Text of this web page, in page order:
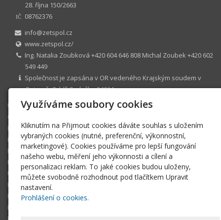
28. října 150/2663
IČ
08762376
info@zetspol.cz
www.zetspol.cz/
Ing. Natalia Zoubková +420 604 646 808 Michal Zoubek +420 602
549 449
Společnost je zapsána v OR vedeného Krajským soudem v
Ostravě. Oddíl C, vložka 24614
Úvodní stránka
O nás
POLYAMID
PTFE - TEFLON
PTFE - SKLOTEFLON
PTFE - EXPANDOVANÝ
UCPÁVKOVÉ TĚSNÍCÍ ŠŇŮRY
Rychlá objednávka
Poptávka
Doprava a platba
Využíváme soubory cookies
Kliknutím na Přijmout cookies dáváte souhlas s uložením
vybraných cookies (nutné, preferenční, výkonnostní,
marketingové). Cookies používáme pro lepší fungování
našeho webu, měření jeho výkonnosti a cílení a
personalizaci reklam. To jaké cookies budou uloženy,
můžete svobodně rozhodnout pod tlačítkem Upravit
nastavení.
Prohlášení o cookies.